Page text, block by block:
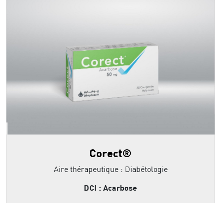
Corect®
Aire thérapeutique : Diabétologie
DCI : Acarbose